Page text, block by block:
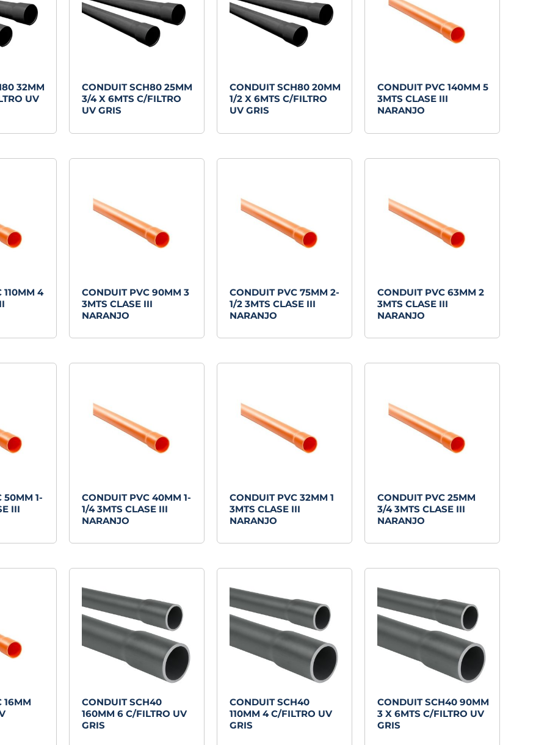
32MM
UV
CONDUIT SCH80 25MM
3/4 X 6MTS C/FILTRO
UV GRIS
CONDUIT SCH80 20MM
1/2 X 6MTS C/FILTRO
UV GRIS
CONDUIT PVC 140MM 5
3MTS CLASE III
NARANJO
110MM 4
CONDUIT PVC 90MM 3
3MTS CLASE III
NARANJO
CONDUIT PVC 75MM 2-
1/2 3MTS CLASE III
NARANJO
CONDUIT PVC 63MM 2
3MTS CLASE III
NARANJO
50MM 1-
III
CONDUIT PVC 40MM 1-
1/4 3MTS CLASE III
NARANJO
CONDUIT PVC 32MM 1
3MTS CLASE III
NARANJO
CONDUIT PVC 25MM
3/4 3MTS CLASE III
NARANJO
16MM
CONDUIT SCH40
160MM 6 C/FILTRO UV
GRIS
CONDUIT SCH40
110MM 4 C/FILTRO UV
GRIS
CONDUIT SCH40 90MM
3 X 6MTS C/FILTRO UV
GRIS